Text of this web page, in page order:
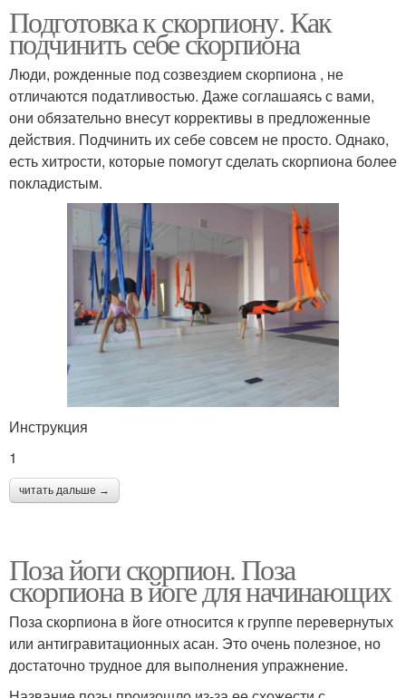
Подготовка к скорпиону. Как
подчинить себе скорпиона
Люди, рожденные под созвездием скорпиона , не
отличаются податливостью. Даже соглашаясь с вами,
они обязательно внесут коррективы в предложенные
действия. Подчинить их себе совсем не просто. Однако,
есть хитрости, которые помогут сделать скорпиона более
покладистым.
Инструкция
1
читать дальше →
Поза йоги скорпион. Поза
скорпиона в йоге для начинающих
Поза скорпиона в йоге относится к группе перевернутых
или антигравитационных асан. Это очень полезное, но
достаточно трудное для выполнения упражнение.